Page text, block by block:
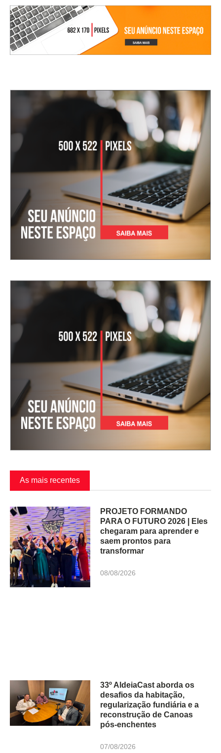
As mais recentes
PROJETO FORMANDO
PARA O FUTURO 2026 | Eles
chegaram para aprender e
saem prontos para
transformar
08/08/2026
33º AldeiaCast aborda os
desafios da habitação,
regularização fundiária e a
reconstrução de Canoas
pós-enchentes
07/08/2026